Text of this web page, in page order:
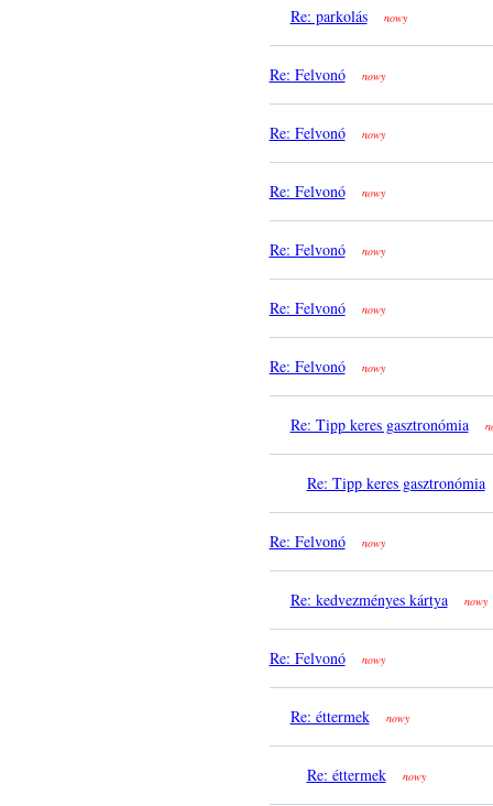
Re: parkolás nowy
Re: Felvonó nowy
Re: Felvonó nowy
Re: Felvonó nowy
Re: Felvonó nowy
Re: Felvonó nowy
Re: Felvonó nowy
Re: Tipp keres gasztronómia
Re: Tipp keres gasztronómia
Re: Felvonó nowy
Re: kedvezményes kártya nowy
Re: Felvonó nowy
Re: éttermek nowy
Re: éttermek nowy